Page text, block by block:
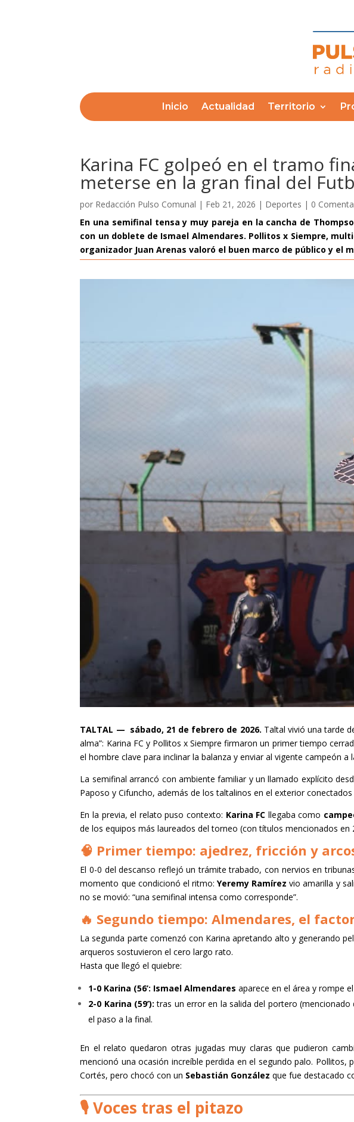
Inicio Actualidad Territorio
Karina FC golpeó en el tramo
meterse en la gran final del
por Redacción Pulso Comunal | Feb 21, 2026 | Deportes | 0
En una semifinal tensa y muy pareja en la cancha de
con un doblete de Ismael Almendares. Pollitos x Siempre,
organizador Juan Arenas valoró el buen marco de público y el
TALTAL — sábado, 21 de febrero de 2026. Taltal vivió una tarde
alma”: Karina FC y Pollitos x Siempre firmaron un primer tiempo
el hombre clave para inclinar la balanza y enviar al vigente campeón
La semifinal arrancó con ambiente familiar y un llamado explícito
Paposo y Cifuncho, además de los taltalinos en el exterior
En la previa, el relato puso contexto: Karina FC llegaba como
de los equipos más laureados del torneo (con títulos mencionados en
🧠 Primer tiempo: ajedrez, fricción y
El 0-0 del descanso reflejó un trámite trabado, con nervios en
momento que condicionó el ritmo:Yeremy Ramírez vio amarilla y
no se movió: “una semifinal intensa como corresponde”.
🔥 Segundo tiempo: Almendares, el
La segunda parte comenzó con Karina apretando alto y generando
arqueros sostuvieron el cero largo rato.
Hasta que llegó el quiebre:
1-0 Karina (56’: Ismael Almendares aparece en el área y rompe
2-0 Karina (59’): tras un error en la salida del portero (mencionado
el paso a la final.
En el relato quedaron otras jugadas muy claras que pudieron
mencionó una ocasión increíble perdida en el segundo palo.
Cortés, pero chocó con un Sebastián González que fue destacado
🎙️ Voces tras el pitazo